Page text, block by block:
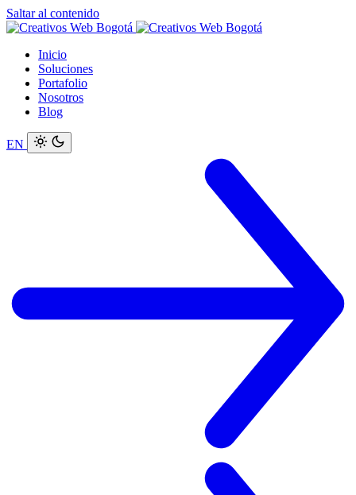
Saltar al contenido
Inicio
Soluciones
Portafolio
Nosotros
Blog
EN